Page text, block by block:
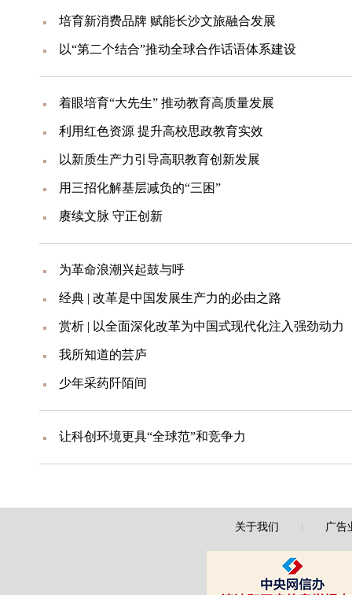
培育新消费品牌 赋能长沙文旅融合发展
以“第二个结合”推动全球合作话语体系建设
着眼培育“大先生” 推动教育高质量发展
利用红色资源 提升高校思政教育实效
以新质生产力引导高职教育创新发展
用三招化解基层减负的“三困”
赓续文脉 守正创新
为革命浪潮兴起鼓与呼
经典 | 改革是中国发展生产力的必由之路
赏析 | 以全面深化改革为中国式现代化注入强劲动力
我所知道的芸庐
少年采药阡陌间
让科创环境更具“全球范”和竞争力
关于我们 广告